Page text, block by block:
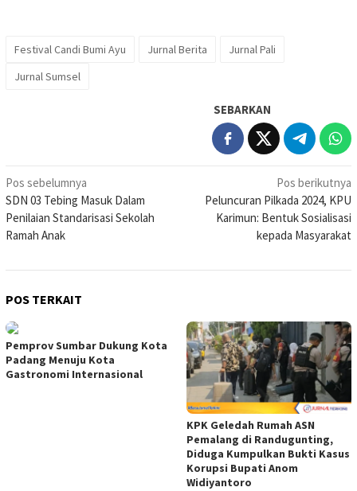
Festival Candi Bumi Ayu Jurnal Berita
Jurnal Pali
Jurnal Sumsel
SEBARKAN
Navigasi
pos
Pos sebelumnya
SDN 03 Tebing Masuk Dalam
Penilaian Standarisasi Sekolah
Ramah Anak
Pos berikutnya
Peluncuran Pilkada 2024, KPU
Karimun: Bentuk Sosialisasi
kepada Masyarakat
POS TERKAIT
Pemprov Sumbar Dukung Kota
Padang Menuju Kota
Gastronomi Internasional
KPK Geledah Rumah ASN
Pemalang di Randugunting,
Diduga Kumpulkan Bukti Kasus
Korupsi Bupati Anom
Widiyantoro